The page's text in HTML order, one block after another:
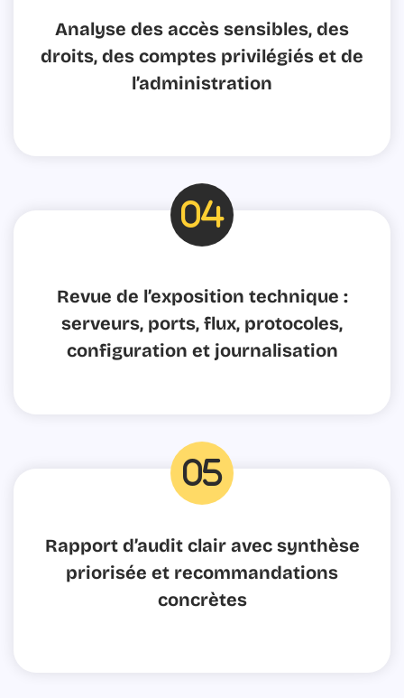
0
Analyse des accès sensibles, des
droits, des comptes privilégiés et de
l’administration
fas
0
Revue de l’exposition technique :
serveurs, ports, flux, protocoles,
configuration et journalisation
fas
0
Rapport d’audit clair avec synthèse
priorisée et recommandations
concrètes